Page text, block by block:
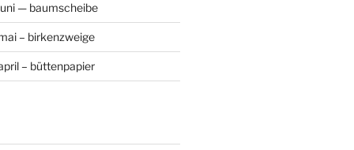
— baumscheibe
– birkenzweige
– büttenpapier